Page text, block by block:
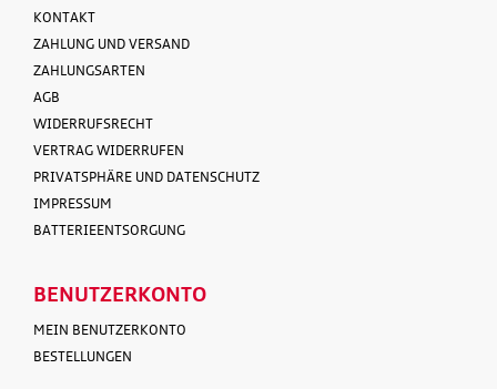
KONTAKT
ZAHLUNG UND VERSAND
ZAHLUNGSARTEN
AGB
WIDERRUFSRECHT
VERTRAG WIDERRUFEN
PRIVATSPHÄRE UND DATENSCHUTZ
IMPRESSUM
BATTERIEENTSORGUNG
BENUTZERKONTO
MEIN BENUTZERKONTO
BESTELLUNGEN